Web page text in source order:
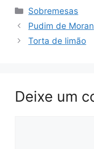
Categorias
Sobremesas
Pudim de
Torta de limão
Deixe um